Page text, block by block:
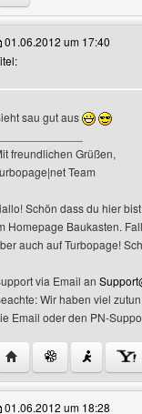
anzeigen
01.06.2012 um 17:40
sau gut aus
freundlichen Grüßen,
Team
Schön dass du hier
Homepage Baukasten.
auch auf Turbopage!
via Email an
Wir haben viel
Email oder den PN-
Website dieses
01.06.2012 um 18:28